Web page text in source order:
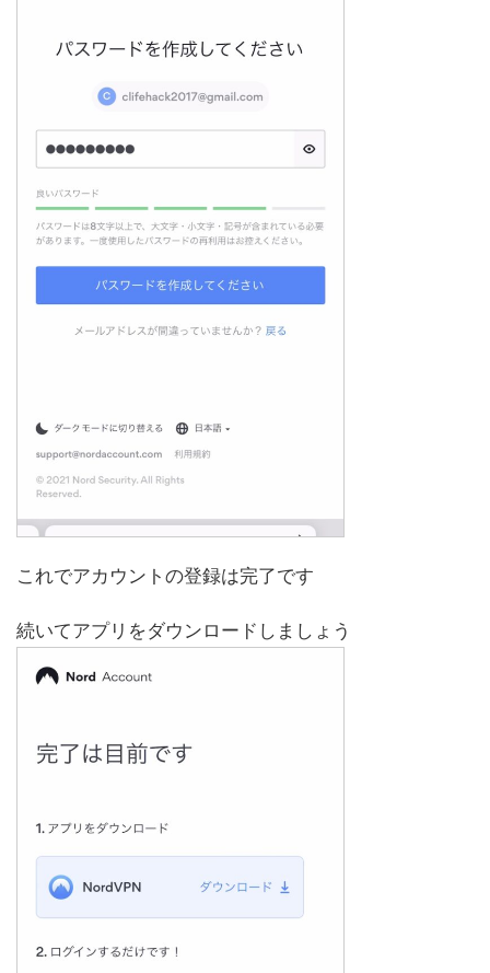
これでアカウントの登録は完了です
続いてアプリをダウンロードしましょう